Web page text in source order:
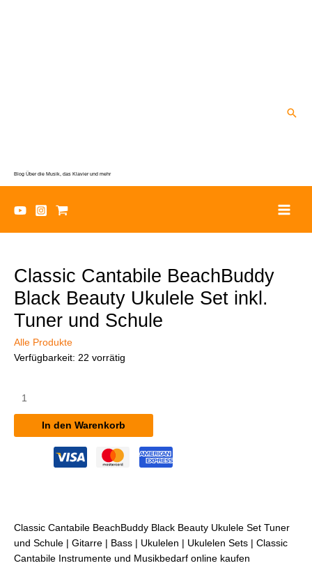
Blog Über die Musik, das Klavier und mehr
Classic Cantabile BeachBuddy
Black Beauty Ukulele Set inkl.
Tuner und Schule
Alle Produkte
Verfügbarkeit: 22 vorrätig
Cantabile
BeachBuddy
Black
und
Schule
Menge
In den Warenkorb
Classic Cantabile BeachBuddy Black Beauty Ukulele Set Tuner
und Schule | Gitarre | Bass | Ukulelen | Ukulelen Sets | Classic
Cantabile Instrumente und Musikbedarf online kaufen